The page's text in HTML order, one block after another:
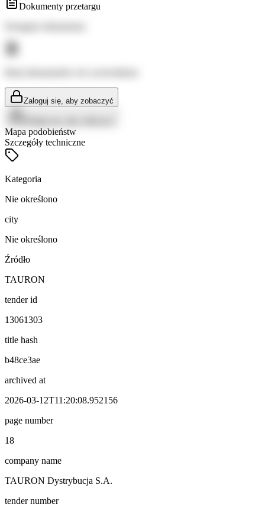
Dokumenty przetargu
Zaloguj się, aby zobaczyć
Mapa podobieństw
Szczegóły techniczne
Kategoria
Nie określono
city
Nie określono
Źródło
TAURON
tender id
13061303
title hash
b48ce3ae
archived at
2026-03-12T11:20:08.952156
page number
18
company name
TAURON Dystrybucja S.A.
tender number